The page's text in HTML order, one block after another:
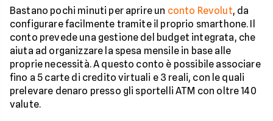
Bastano pochi minuti per aprire un conto Revolut, da
configurare facilmente tramite il proprio smarthone. Il
conto prevede una gestione del budget integrata, che
aiuta ad organizzare la spesa mensile in base alle
proprie necessità. A questo conto è possibile associare
fino a 5 carte di credito virtuali e 3 reali, con le quali
prelevare denaro presso gli sportelli ATM con oltre 140
valute.